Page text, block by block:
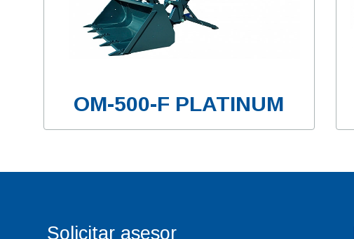
OM-500-F PLATINUM
Solicitar asesor